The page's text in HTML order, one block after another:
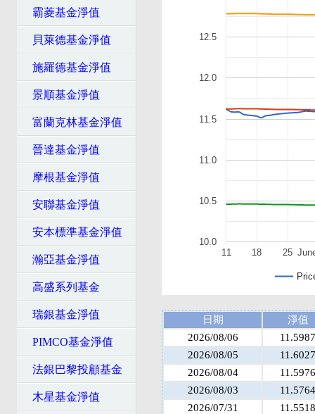
霸菱基金淨值
貝萊德基金淨值
施羅德基金淨值
景順基金淨值
富蘭克林基金淨值
晉達基金淨值
摩根基金淨值
安聯基金淨值
安本標準基金淨值
瀚亞基金淨值
高盛系列基金
瑞銀基金淨值
PIMCO基金淨值
法銀巴黎投顧基金
木星基金淨值
11 18 25
10.0
10.5
11.0
11.5
12.0
12.5
日期
淨值
2026/08/06
11.5987
2026/08/05
11.6027
2026/08/04
11.5976
2026/08/03
11.5764
2026/07/31
11.5518